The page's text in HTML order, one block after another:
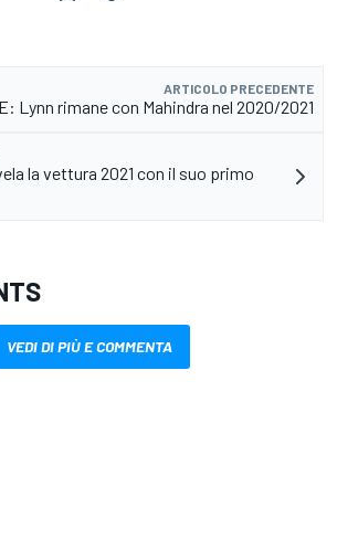
ARTICOLO PRECEDENTE
Lynn rimane con Mahindra nel 2020/2021
la vettura 2021 con il suo primo
VEDI DI PIÙ E COMMENTA